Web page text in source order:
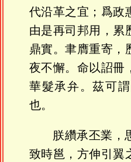
代沿革之宜；爲政
由是再司邦用，累
鼎實。聿膺重寄，
夜不懈。命以詔冊
華髮承弁。茲可
也。
朕纘承丕業，
致時邕，方伸引翼